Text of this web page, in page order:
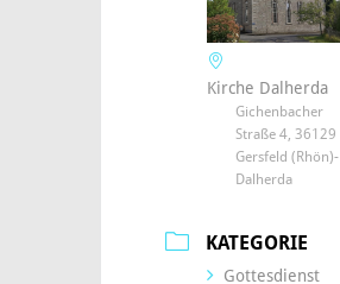
Kirche Dalherda
Gichenbacher
Straße 4, 36129
Gersfeld (Rhön)-
Dalherda
KATEGORIE
Gottesdienst